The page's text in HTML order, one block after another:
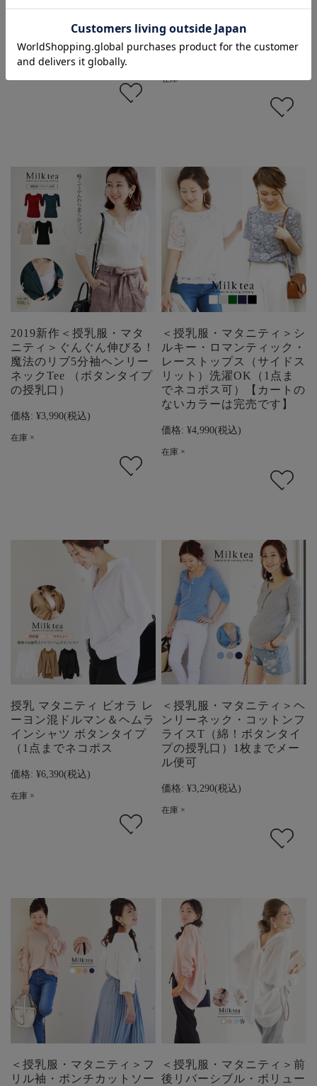
価格: ¥5,390(税込)
在庫 ×
口）
価格:
在庫 ×
2019新作＜授乳服・マタ
ニティ＞ぐんぐん伸びる！
魔法のリブ5分袖ヘンリー
ネックTee （ボタンタイプ
の授乳口）
価格: ¥3,990(税込)
在庫 ×
＜授乳服・マタニティ＞シ
ルキー・ロマンティック・
レーストップス（サイドス
リット）洗濯OK（1点ま
でネコポス可）【カートの
ないカラーは完売です】
価格: ¥4,990(税込)
在庫 ×
授乳 マタニティ ビオラ レ
ーヨン混ドルマン＆ヘムラ
インシャツ ボタンタイプ
（1点までネコポス
価格: ¥6,390(税込)
在庫 ×
＜授乳服・マタニティ＞ヘ
ンリーネック・コットンフ
ライスT（綿！ボタンタイ
プの授乳口）1枚までメー
ル便可
価格: ¥3,290(税込)
在庫 ×
＜授乳服・マタニティ＞フ
リル袖・ポンチカットソー
＜授乳服・マタニティ＞前
後リバーシブル・ボリュー